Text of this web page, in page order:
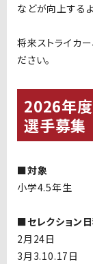
などが向上する
将来ストライカ
ださい。
2026年度
選手募集
■対象
小学4.5年生
■セレクション日
2月24日
3月3.10.17 日